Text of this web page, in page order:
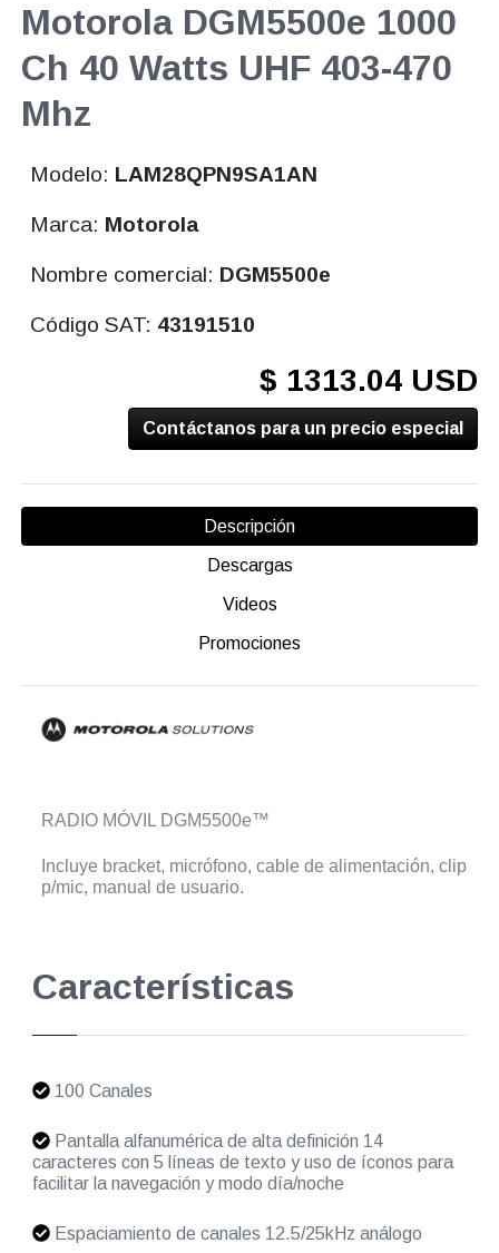
Motorola DGM5500e 1000
Ch 40 Watts UHF 403-470
Mhz
Modelo: LAM28QPN9SA1AN
Marca: Motorola
Nombre comercial: DGM5500e
Código SAT: 43191510
$ 1313.04 USD
Contáctanos para un precio especial
Descripción
Descargas
Videos
Promociones
RADIO MÓVIL DGM5500e™
Incluye bracket, micrófono, cable de alimentación, clip
p/mic, manual de usuario.
Características
100 Canales
Pantalla alfanumérica de alta definición 14
caracteres con 5 líneas de texto y uso de íconos para
facilitar la navegación y modo día/noche
Espaciamiento de canales 12.5/25kHz análogo